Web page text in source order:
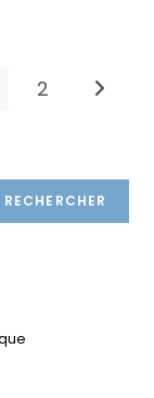
2 Aller à
RECHERCHER